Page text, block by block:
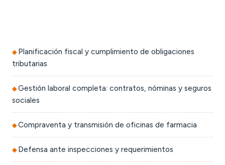
Planificación fiscal y cumplimiento de obligaciones
tributarias
Gestión laboral completa: contratos, nóminas y seguros
sociales
Compraventa y transmisión de oficinas de farmacia
Defensa ante inspecciones y requerimientos